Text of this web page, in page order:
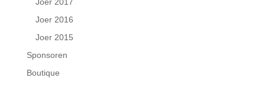
Joer 2016
Joer 2015
Sponsoren
Boutique